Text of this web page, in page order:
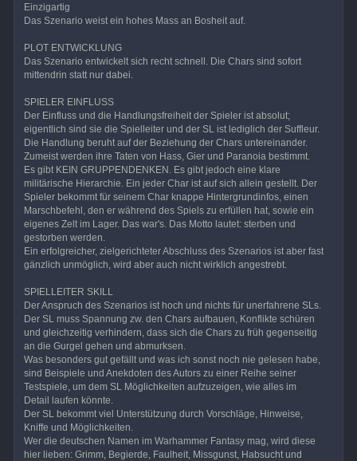
Einzigartig
Das Szenario weist ein hohes Mass an Bosheit auf.
PLOT ENTWICKLUNG
Das Szenario entwickelt sich recht schnell. Die Chars sind sofort
mittendrin statt nur dabei.
SPIELER EINFLUSS
Der Einfluss und die Handlungsfreiheit der Spieler ist absolut;
eigentlich sind sie die Spielleiter und der SL ist lediglich der Suffleur.
Die Handlung beruht auf der Beziehung der Chars untereinander.
Zumeist werden ihre Taten von Hass, Gier und Paranoia bestimmt.
Es gibt KEIN GRUPPENDENKEN. Es gibt jedoch eine klare
militärische Hierarchie. Ein jeder Char ist auf sich allein gestellt. Der
Spieler bekommt für seinem Char knappe Hintergrundinfos, einen
Marschbefehl, den er während des Spiels zu erfüllen hat, sowie ein
eigenes Zelt im Lager. Das war's. Das Motto lautet: sterben und
gestorben werden.
Ein erfolgreicher, zielgerichteter Abschluss des Szenarios ist aber fast
gänzlich unmöglich, wird aber auch nicht wirklich angestrebt.
SPIELLEITER SKILL
Der Anspruch des Szenarios ist hoch und nichts für unerfahrene SLs.
Der SL muss Spannung zw. den Chars aufbauen, Konflikte schüren
und gleichzeitig verhindern, dass sich die Chars zu früh gegenseitig
an die Gurgel gehen und abmurksen.
Was besonders gut gefällt und was ich sonst noch nie gelesen habe,
sind Beispiele und Anekdoten des Autors zu einer Reihe seiner
Testspiele, um dem SL Möglichkeiten aufzuzeigen, wie alles im
Detail laufen könnte.
Der SL bekommt viel Unterstützung durch Vorschläge, Hinweise,
Kniffe und Möglichkeiten.
Wer die deutschen Namen im Warhammer Fantasy mag, wird diese
hier lieben: Grimm, Begierde, Faulheit, Missgunst, Habsucht und